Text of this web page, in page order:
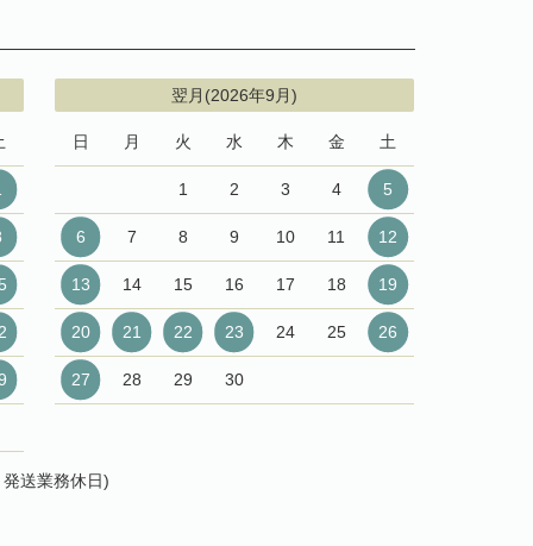
翌月(2026年9月)
日 月 火 水 木 金 土
1 2 3 4 5
6 7 8 9 10 11 12
13 14 15 16 17 18 19
20 21 22 23 24 25 26
27 28 29 30
発送業務休日)